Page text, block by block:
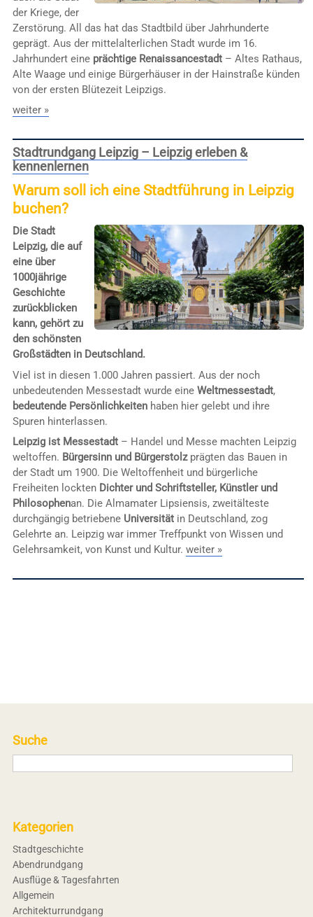
der Kriege, der
Zerstörung. All das hat das Stadtbild über Jahrhunderte
geprägt. Aus der mittelalterlichen Stadt wurde im 16.
Jahrhundert eine prächtige Renaissancestadt– Altes Rathaus,
Alte Waage und einige Bürgerhäuser in der Hainstraße künden
von der ersten Blütezeit Leipzigs.
weiter »
Stadtrundgang Leipzig – Leipzig erleben &
kennenlernen
Warum soll ich eine Stadtführung in Leipzig
buchen?
Die Stadt
Leipzig, die auf
eine über
1000jährige
Geschichte
zurückblicken
kann, gehört zu
den schönsten
Großstädten in Deutschland.
Viel ist in diesen 1.000 Jahren passiert. Aus der noch
unbedeutenden Messestadt wurde eine Weltmessestadt,
bedeutende Persönlichkeitenhaben hier gelebt und ihre
Spuren hinterlassen.
Leipzig ist Messestadt– Handel und Messe machten Leipzig
weltoffen. Bürgersinn und Bürgerstolzprägten das Bauen in
der Stadt um 1900. Die Weltoffenheit und bürgerliche
Freiheiten lockten Dichter und Schriftsteller, Künstler und
Philosophenan. Die Almamater Lipsiensis, zweitälteste
durchgängig betriebene Universitätin Deutschland, zog
Gelehrte an. Leipzig war immer Treffpunkt von Wissen und
Gelehrsamkeit, von Kunst und Kultur. weiter »
Suche
Kategorien
Stadtgeschichte
Abendrundgang
Ausflüge & Tagesfahrten
Allgemein
Architekturrundgang